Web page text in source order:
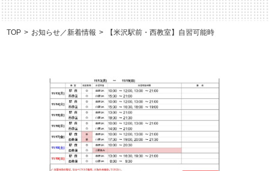
i
g
TOP お知らせ／新着情報 【米沢駅前・西教室】自習可能時間のお知らせ